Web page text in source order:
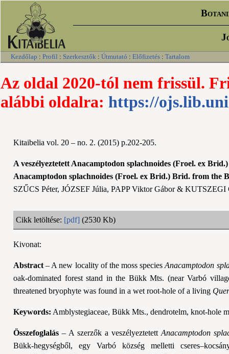
Kezdőlap : Profil : Szerkesztők : Útmutató : Előfizetés : Tartalom
Az oldal 2020-tól nem frissül.
alábbi oldalra: https://
Kitaibelia vol. 20 – no. 2. (2015) p.202-205.
A veszélyeztetett Anacamptodon splachnoides (Froel. ex
Anacamptodon splachnoides (Froel. ex Brid.) Brid. from the
SZŰCS Péter, JÓZSEF Júlia, PAPP Viktor Gábor & KUTSZEGI
Cikk letöltése: [pdf] (2530 Kb)
Kivonat:
Abstract – A new locality of the moss speciesAnacamptodon
oak-dominated forest stand in the Bükk Mts. (near Varbó
threatened bryophyte was found in a wet root-hole of a living
Keywords: Amblystegiaceae, Bükk Mts., dendrotelm, knot-hole
Összefoglalás – A szerzők a veszélyeztetett Anacamptodon
Bükk-hegységből, egy Varbó község melletti